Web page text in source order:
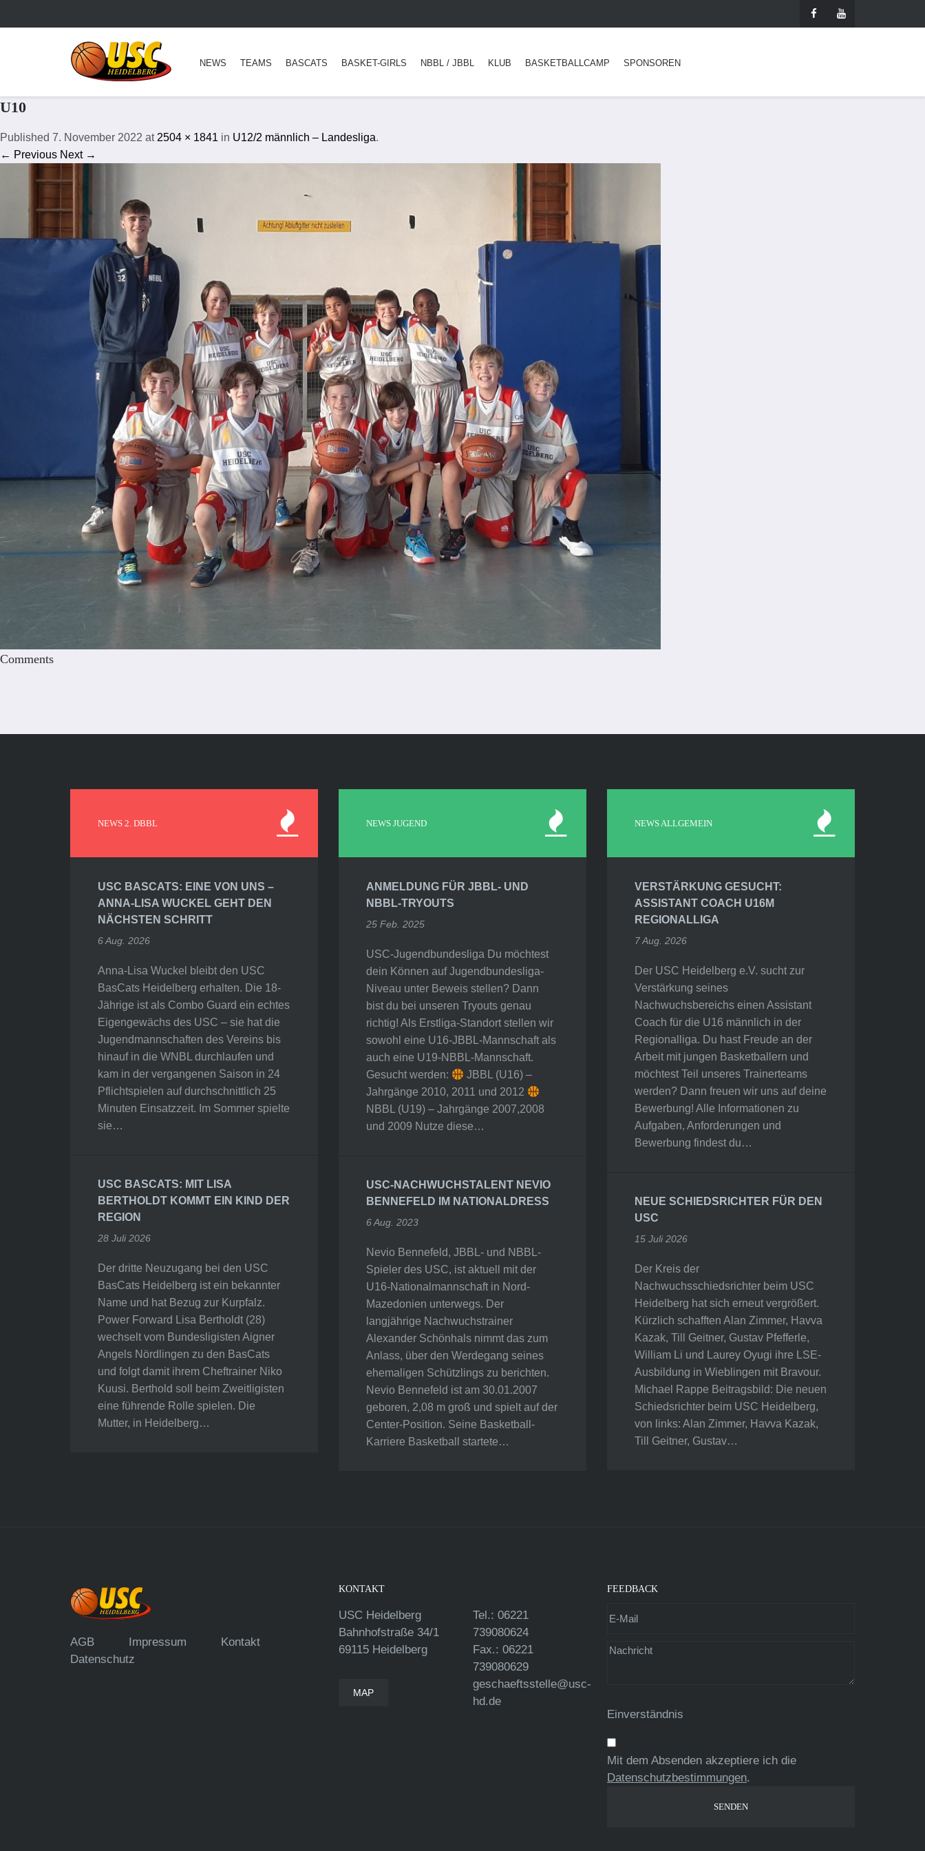
NEWS TEAMS BASCATS BASKET-GIRLS NBBL / JBBL KLUB BASKETBALLCAMP SPONSOREN
U10
Published 7. November 2022 at 2504 × 1841 in U12/2 männlich – Landesliga.
← Previous Next →
Comments
NEWS 2. DBBL
USC BASCATS: EINE VON UNS –
ANNA-LISA WUCKEL GEHT DEN
NÄCHSTEN SCHRITT
6 Aug. 2026
Anna-Lisa Wuckel bleibt den USC
BasCats Heidelberg erhalten. Die 18-
Jährige ist als Combo Guard ein echtes
Eigengewächs des USC – sie hat die
Jugendmannschaften des Vereins bis
hinauf in die WNBL durchlaufen und
kam in der vergangenen Saison in 24
Pflichtspielen auf durchschnittlich 25
Minuten Einsatzzeit. Im Sommer spielte
sie…
USC BASCATS: MIT LISA
BERTHOLDT KOMMT EIN KIND DER
REGION
28 Juli 2026
Der dritte Neuzugang bei den USC
BasCats Heidelberg ist ein bekannter
Name und hat Bezug zur Kurpfalz.
Power Forward Lisa Bertholdt (28)
wechselt vom Bundesligisten Aigner
Angels Nördlingen zu den BasCats
und folgt damit ihrem Cheftrainer Niko
Kuusi. Berthold soll beim Zweitligisten
eine führende Rolle spielen. Die
Mutter, in Heidelberg…
NEWS JUGEND
ANMELDUNG FÜR JBBL- UND
NBBL-TRYOUTS
25 Feb. 2025
USC-Jugendbundesliga Du möchtest
dein Können auf Jugendbundesliga-
Niveau unter Beweis stellen? Dann
bist du bei unseren Tryouts genau
richtig! Als Erstliga-Standort stellen wir
sowohl eine U16-JBBL-Mannschaft als
auch eine U19-NBBL-Mannschaft.
Gesucht werden:
JBBL (U16) –
Jahrgänge 2010, 2011 und 2012
NBBL (U19) – Jahrgänge 2007,2008
und 2009 Nutze diese…
USC-NACHWUCHSTALENT NEVIO
BENNEFELD IM NATIONALDRESS
6 Aug. 2023
Nevio Bennefeld, JBBL- und NBBL-
Spieler des USC, ist aktuell mit der
U16-Nationalmannschaft in Nord-
Mazedonien unterwegs. Der
langjährige Nachwuchstrainer
Alexander Schönhals nimmt das zum
Anlass, über den Werdegang seines
ehemaligen Schützlings zu berichten.
Nevio Bennefeld ist am 30.01.2007
geboren, 2,08 m groß und spielt auf der
Center-Position. Seine Basketball-
Karriere Basketball startete…
NEWS ALLGEMEIN
VERSTÄRKUNG GESUCHT:
ASSISTANT COACH U16M
REGIONALLIGA
7 Aug. 2026
Der USC Heidelberg e.V. sucht zur
Verstärkung seines
Nachwuchsbereichs einen Assistant
Coach für die U16 männlich in der
Regionalliga. Du hast Freude an der
Arbeit mit jungen Basketballern und
möchtest Teil unseres Trainerteams
werden? Dann freuen wir uns auf deine
Bewerbung! Alle Informationen zu
Aufgaben, Anforderungen und
Bewerbung findest du…
NEUE SCHIEDSRICHTER FÜR DEN
USC
15 Juli 2026
Der Kreis der
Nachwuchsschiedsrichter beim USC
Heidelberg hat sich erneut vergrößert.
Kürzlich schafften Alan Zimmer, Havva
Kazak, Till Geitner, Gustav Pfefferle,
William Li und Laurey Oyugi ihre LSE-
Ausbildung in Wieblingen mit Bravour.
Michael Rappe Beitragsbild: Die neuen
Schiedsrichter beim USC Heidelberg,
von links: Alan Zimmer, Havva Kazak,
Till Geitner, Gustav…
AGB Impressum
Kontakt
Datenschutz
KONTAKT
USC Heidelberg
Bahnhofstraße 34/1
69115 Heidelberg
MAP
Tel.: 06221
739080624
Fax.: 06221
739080629
geschaeftsstelle@usc-
hd.de
FEEDBACK
Einverständnis
Mit dem Absenden akzeptiere ich die
Datenschutzbestimmungen.